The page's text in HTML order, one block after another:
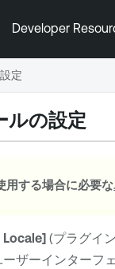
メインコンテ
Developer
ルの設定
用する場合に必要な
Locale] (プラグイ
ザーインターフ
定